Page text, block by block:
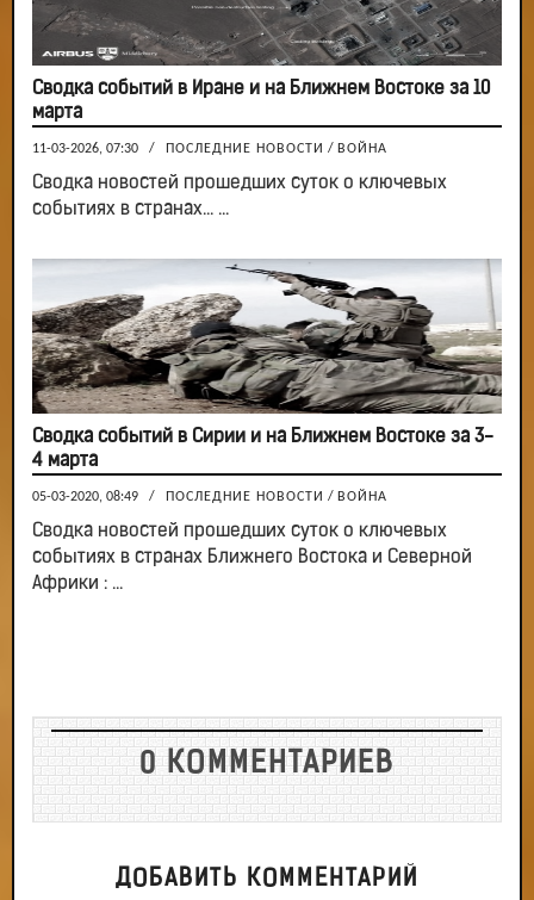
Сводка событий в Иране и на Ближнем Востоке за 10
марта
11-03-2026, 07:30 / ПОСЛЕДНИЕ НОВОСТИ / ВОЙНА
Сводка новостей прошедших суток о ключевых
событиях в странах... ...
Сводка событий в Сирии и на Ближнем Востоке за 3-
4 марта
05-03-2020, 08:49 / ПОСЛЕДНИЕ НОВОСТИ / ВОЙНА
Сводка новостей прошедших суток о ключевых
событиях в странах Ближнего Востока и Северной
Африки : ...
0 КОММЕНТАРИЕВ
ДОБАВИТЬ КОММЕНТАРИЙ